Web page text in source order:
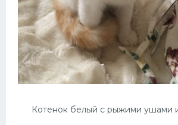
Котенок белый с рыжими ушами